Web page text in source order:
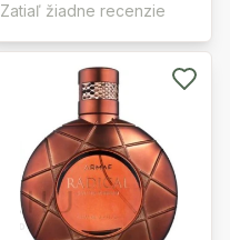
Zatiaľ žiadne recenzie